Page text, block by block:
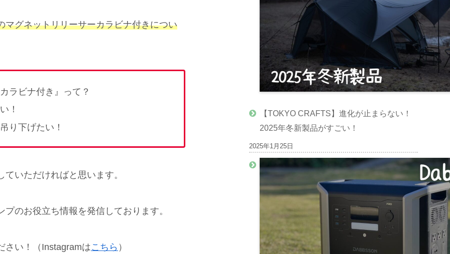
グネットリリーサーカラビナ付きについ
ラビナ付き』って？
！
り下げたい！
いただければと思います。
プのお役立ち情報を発信しております。
さい！（Instagramはこちら ）
【TOKYO CRAFTS】進化が止まらない！
2025年冬新製品がすごい！
2025年1月25日